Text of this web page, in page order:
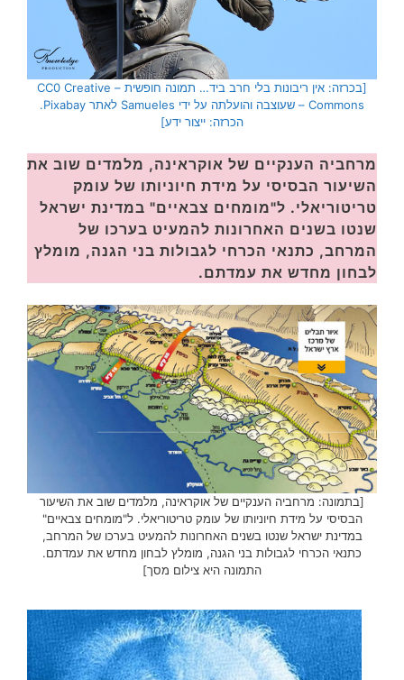
[בכרזה: אין ריבונות בלי חרב ביד… תמונה חופשית – CC0 Creative
Commons – שעוצבה והועלתה על ידי Samueles לאתר Pixabay.
הכרזה: ייצור ידע]
מרחביה הענקיים של אוקראינה, מלמדים שוב את
השיעור הבסיסי על מידת חיוניותו של עומק
טריטוריאלי. ל"מומחים צבאיים" במדינת ישראל
שנטו בשנים האחרונות להמעיט בערכו של
המרחב, כתנאי הכרחי לגבולות בני הגנה, מומלץ
לבחון מחדש את עמדתם.
[בתמונה: מרחביה הענקיים של אוקראינה, מלמדים שוב את השיעור
הבסיסי על מידת חיוניותו של עומק טריטוריאלי. ל"מומחים צבאיים"
במדינת ישראל שנטו בשנים האחרונות להמעיט בערכו של המרחב,
כתנאי הכרחי לגבולות בני הגנה, מומלץ לבחון מחדש את עמדתם.
התמונה היא צילום מסך]